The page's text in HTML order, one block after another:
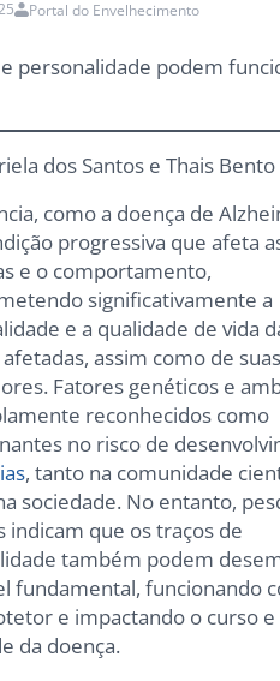
Portal do Envelhecimento
personalidade podem
dos Santos e Thais
como a doença de
progressiva que afeta
e o comportamento,
significativamente a
e a qualidade de vida
assim como de
Fatores genéticos e
reconhecidos como
no risco de
, tanto na comunidade
sociedade. No entanto,
indicam que os traços de
também podem
fundamental, funcionando
e impactando o curso e
da doença.